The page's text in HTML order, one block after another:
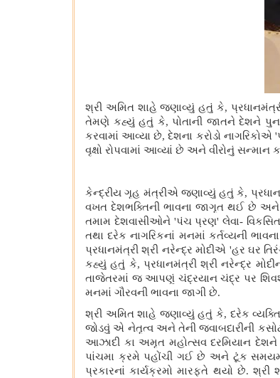
શ્રી અમિત શાહે જણાવ્યું હતું કે,
તેમણે કહ્યું હતું કે, પોતાની જાતને દેશને પુનઃ
કરવામાં આવ્યા છે, દેશના કરોડો
વૃક્ષો રોપવામાં આવ્યાં છે અને વીરોનું
કેન્દ્રીય ગૃહ મંત્રીએ જણાવ્યું હતું કે,
વખત દેશભક્તિની ભાવના જાગૃત થઈ છે અને
તમામ દેશવાસીઓને 'પંચ પ્રણ' લેવા-
તથા દરેક નાગરિકનાં મનમાં કર્તવ્યની
પ્રધાનમંત્રી શ્રી નરેન્દ્ર મોદીએ 'હર ઘર
કહ્યું હતું કે, પ્રધાનમંત્રી શ્રી નરેન્દ્ર
તાજેતરમાં જ આપણું ચંદ્રયાન ચંદ્ર પર
મનમાં ગૌરવની ભાવના જાગી છે.
શ્રી અમિત શાહે જણાવ્યું હતું કે, દરેક
જોડવું એ નેતૃત્વ અને તેની જવાબદારીની
આઝાદી કા અમૃત મહોત્સવ દરમિયાન દેશને
પાંચમા ક્રમે પહોંચી ગઈ છે અને ટૂંક
પ્રકારનાં કાર્યક્રમો મારફતે થયો છે.